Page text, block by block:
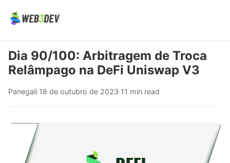
Dia 90/100: Arbitragem de Troca
Relâmpago na DeFi Uniswap V3
Panegali·18 de outubro de 2023·11 min read